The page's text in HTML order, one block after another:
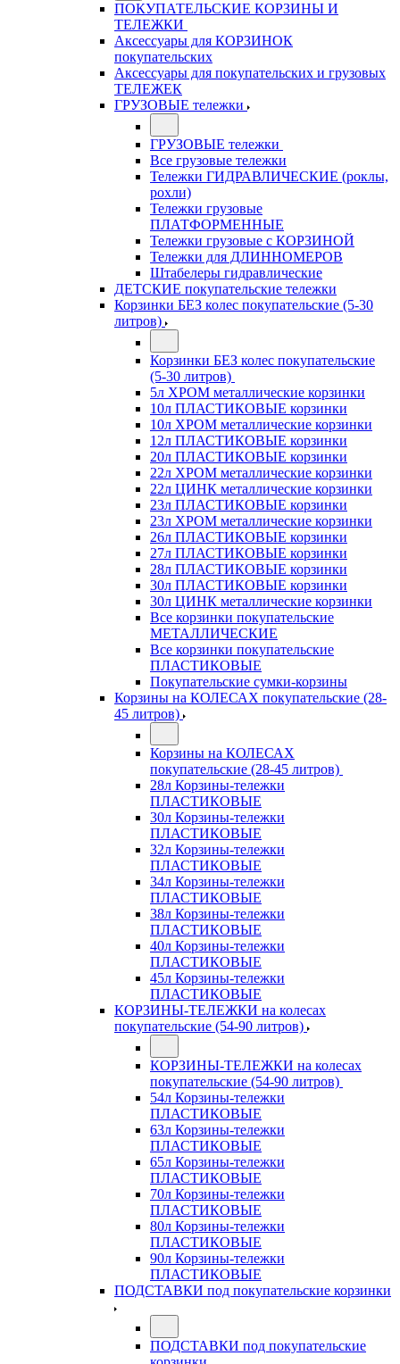
ПОКУПАТЕЛЬСКИЕ КОРЗИНЫ И
ТЕЛЕЖКИ
Аксессуары для КОРЗИНОК
покупательских
Аксессуары для покупательских и грузовых
ТЕЛЕЖЕК
ГРУЗОВЫЕ тележки
ГРУЗОВЫЕ тележки
Все грузовые тележки
Тележки ГИДРАВЛИЧЕСКИЕ (роклы,
рохли)
Тележки грузовые
ПЛАТФОРМЕННЫЕ
Тележки грузовые с КОРЗИНОЙ
Тележки для ДЛИННОМЕРОВ
Штабелеры гидравлические
ДЕТСКИЕ покупательские тележки
Корзинки БЕЗ колес покупательские (5-30
литров)
Корзинки БЕЗ колес покупательские
(5-30 литров)
5л ХРОМ металлические корзинки
10л ПЛАСТИКОВЫЕ корзинки
10л ХРОМ металлические корзинки
12л ПЛАСТИКОВЫЕ корзинки
20л ПЛАСТИКОВЫЕ корзинки
22л ХРОМ металлические корзинки
22л ЦИНК металлические корзинки
23л ПЛАСТИКОВЫЕ корзинки
23л ХРОМ металлические корзинки
26л ПЛАСТИКОВЫЕ корзинки
27л ПЛАСТИКОВЫЕ корзинки
28л ПЛАСТИКОВЫЕ корзинки
30л ПЛАСТИКОВЫЕ корзинки
30л ЦИНК металлические корзинки
Все корзинки покупательские
МЕТАЛЛИЧЕСКИЕ
Все корзинки покупательские
ПЛАСТИКОВЫЕ
Покупательские сумки-корзины
Корзины на КОЛЕСАХ покупательские (28-
45 литров)
Корзины на КОЛЕСАХ
покупательские (28-45 литров)
28л Корзины-тележки
ПЛАСТИКОВЫЕ
30л Корзины-тележки
ПЛАСТИКОВЫЕ
32л Корзины-тележки
ПЛАСТИКОВЫЕ
34л Корзины-тележки
ПЛАСТИКОВЫЕ
38л Корзины-тележки
ПЛАСТИКОВЫЕ
40л Корзины-тележки
ПЛАСТИКОВЫЕ
45л Корзины-тележки
ПЛАСТИКОВЫЕ
КОРЗИНЫ-ТЕЛЕЖКИ на колесах
покупательские (54-90 литров)
КОРЗИНЫ-ТЕЛЕЖКИ на колесах
покупательские (54-90 литров)
54л Корзины-тележки
ПЛАСТИКОВЫЕ
63л Корзины-тележки
ПЛАСТИКОВЫЕ
65л Корзины-тележки
ПЛАСТИКОВЫЕ
70л Корзины-тележки
ПЛАСТИКОВЫЕ
80л Корзины-тележки
ПЛАСТИКОВЫЕ
90л Корзины-тележки
ПЛАСТИКОВЫЕ
ПОДСТАВКИ под покупательские корзинки
ПОДСТАВКИ под покупательские